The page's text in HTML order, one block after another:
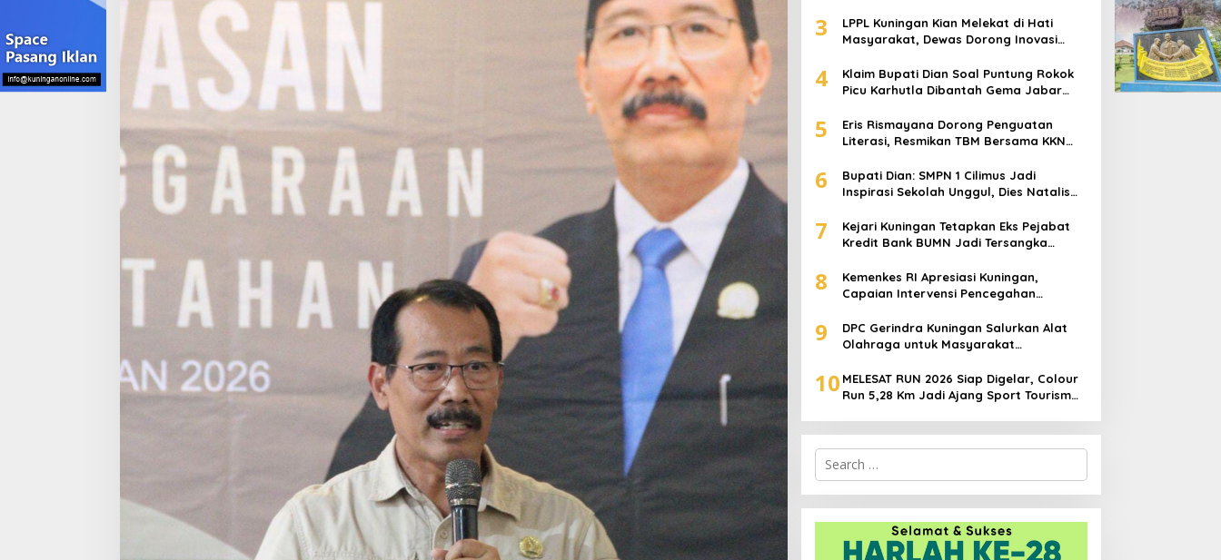
3
LPPL Kuningan Kian Melekat di Hati
Masyarakat, Dewas Dorong Inovasi
4
Klaim Bupati Dian Soal Puntung Rokok
Picu Karhutla Dibantah Gema Jabar
5
Eris Rismayana Dorong Penguatan
Literasi, Resmikan TBM Bersama KKN
6
Bupati Dian: SMPN 1 Cilimus Jadi
Inspirasi Sekolah Unggul, Dies Natalis
7
Kejari Kuningan Tetapkan Eks Pejabat
Kredit Bank BUMN Jadi Tersangka
8
Kemenkes RI Apresiasi Kuningan,
Capaian Intervensi Pencegahan
9
DPC Gerindra Kuningan Salurkan Alat
Olahraga untuk Masyarakat
Generasi Muda
10 MELESAT RUN 2026 Siap Digelar, Colour
Run 5,28 Km Jadi Ajang Sport Tourism
Search
for: